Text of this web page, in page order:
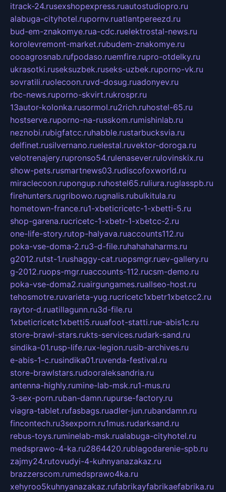
itrack-24.rusexshopexpress.ruautostudiopro.ru
alabuga-cityhotel.rupornv.ruatlantpereezd.ru
bud-em-znakomye.rua-cdc.ruelektrostal-news.ru
korolevremont-market.rubudem-znakomye.ru
oooagrosnab.rufpodaso.ruemfire.rupro-otdelky.ru
ukrasotki.ruseksuzbek.ruseks-uzbek.ruporno-vk.ru
sovratili.ruolecoon.ruvd-dosug.ruadonyev.ru
rbc-news.ruporno-skvirt.rukrospr.ru
13autor-kolonka.rusormol.ru2rich.ruhostel-65.ru
hostserve.ruporno-na-russkom.rumishinlab.ru
neznobi.rubigfatcc.ruhabble.rustarbucksvia.ru
delfinet.rusilvernano.ruelestal.ruvektor-doroga.ru
velotrenajery.rupronso54.rulenasever.rulovinskix.ru
show-pets.rusmartnews03.rudiscofoxworld.ru
miraclecoon.rupongup.ruhostel65.ruliura.ruglasspb.ru
firehunters.rugribowo.rugnalis.rubulkitula.ru
hometown-france.ru1-xbeticricetc-1-xbetti-5.ru
shop-garena.rucricetc-1-xbetr-1-xbetcc-2.ru
one-life-story.rutop-halyava.ruaccounts112.ru
poka-vse-doma-2.ru3-d-file.ruhahahaharms.ru
g2012.rutst-1.rushaggy-cat.ruopsmgr.ruev-gallery.ru
g-2012.ruops-mgr.ruaccounts-112.rucsm-demo.ru
poka-vse-doma2.ruairgungames.ruallseo-host.ru
tehosmotre.ruvarieta-yug.rucricetc1xbetr1xbetcc2.ru
raytor-d.ruatillagunn.ru3d-file.ru
1xbeticricetc1xbetti5.ruuafoot-statti.rue-abis1c.ru
store-brawl-stars.rukts-services.rudark-sand.ru
sindika-01.rusp-life.rux-legion.rusib-archives.ru
e-abis-1-c.rusindika01.ruvenda-festival.ru
store-brawlstars.rudooraleksandria.ru
antenna-highly.rumine-lab-msk.ru1-mus.ru
3-sex-porn.ruban-damn.rupurse-factory.ru
viagra-tablet.rufasbags.ruadler-jun.rubandamn.ru
fincontech.ru3sexporn.ru1mus.rudarksand.ru
rebus-toys.ruminelab-msk.rualabuga-cityhotel.ru
medsprawo-4-ka.ru2864420.rublagodarenie-spb.ru
zajmy24.rutovudyi-4-kuhnyanazakaz.ru
brazzerscom.rumedsprawo4ka.ru
xehyroo5kuhnyanazakaz.rufabrikayfabrikaefabrika.ru